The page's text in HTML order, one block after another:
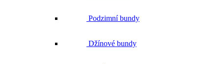
Podzimní bundy
Džínové bundy